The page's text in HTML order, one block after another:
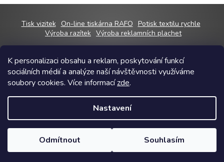
K personalizaci obsahu a reklam, poskytování funkcí
sociálních médií a analýze naší návštěvnosti využíváme
soubory cookies. Více informacízde.
Nastavení
Odmítnout Souhlasím
p
Tisk vizitek On-line tiskárna RAFO Potisk textilu rychle
Výroba razítek Výroba reklamních plachet
Copyright 2026 RAFOshop . Všechna práva vyhrazena.
cookies
Grafický návrh vytvořil a na Shoptet implementoval
Shoptetak.cz.